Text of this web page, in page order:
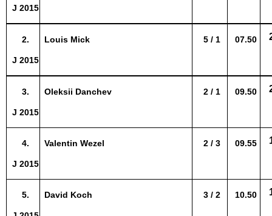
J 2015
2.
J 2015
Louis Mick 5 / 1 07.50
3.
J 2015
Oleksii Danchev 2 / 1 09.50
4.
J 2015
Valentin Wezel 2 / 3 09.55
5. David Koch 3 / 2 10.50